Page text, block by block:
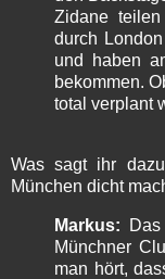
Zidane
durch
und haben
bekommen.
total verplant
Was sagt ihr
München dicht
Markus:
Münchner
man hört,